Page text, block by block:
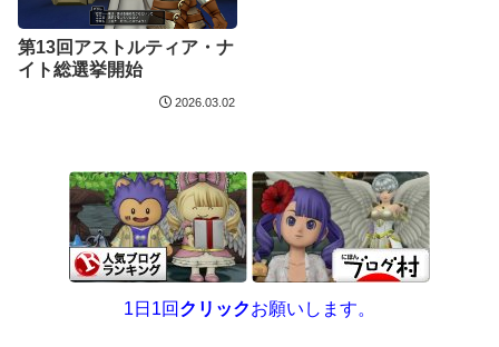
第13回アストルティア・ナ
イト総選挙開始
2026.03.02
1日1回 クリックお願いします。